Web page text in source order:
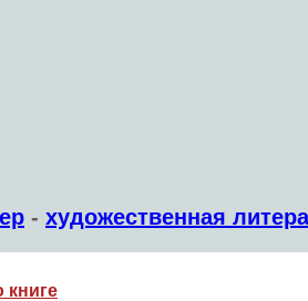
- художественная
книге